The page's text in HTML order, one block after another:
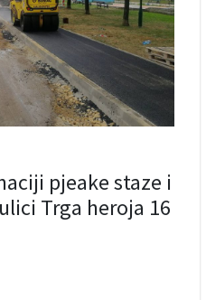
pjeake staze i
Trga heroja 16